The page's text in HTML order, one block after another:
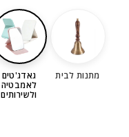
מתנות לבית
גאדג'טים
לאמבטיה
ולשירותים